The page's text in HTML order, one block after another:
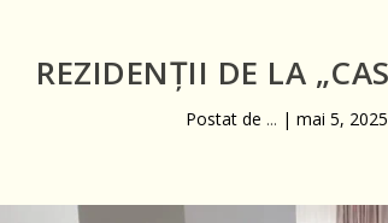
REZIDENȚII DE LA
Postat de ... | mai 5, 2025